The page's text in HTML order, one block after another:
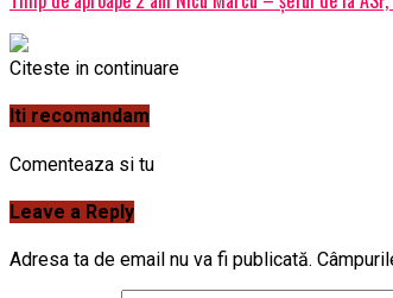
Citeste in continuare
Iti recomandam
Comenteaza si tu
Leave a Reply
Adresa ta de email nu va fi publicată.